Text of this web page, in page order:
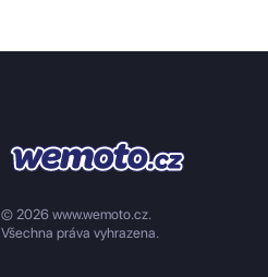
© 2026 www.wemoto.cz.
Všechna práva vyhrazena.